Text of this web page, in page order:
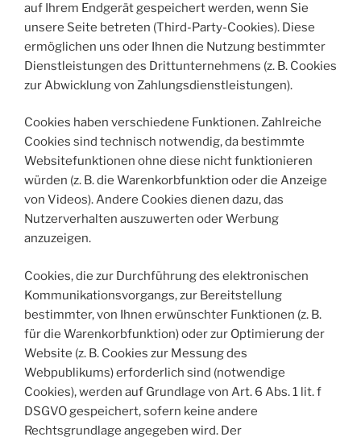
auf Ihrem Endgerät gespeichert werden, wenn Sie
unsere Seite betreten (Third-Party-Cookies). Diese
ermöglichen uns oder Ihnen die Nutzung bestimmter
Dienstleistungen des Drittunternehmens (z. B. Cookies
zur Abwicklung von Zahlungsdienstleistungen).
Cookies haben verschiedene Funktionen. Zahlreiche
Cookies sind technisch notwendig, da bestimmte
Websitefunktionen ohne diese nicht funktionieren
würden (z. B. die Warenkorbfunktion oder die Anzeige
von Videos). Andere Cookies dienen dazu, das
Nutzerverhalten auszuwerten oder Werbung
anzuzeigen.
Cookies, die zur Durchführung des elektronischen
Kommunikationsvorgangs, zur Bereitstellung
bestimmter, von Ihnen erwünschter Funktionen (z. B.
für die Warenkorbfunktion) oder zur Optimierung der
Website (z. B. Cookies zur Messung des
Webpublikums) erforderlich sind (notwendige
Cookies), werden auf Grundlage von Art. 6 Abs. 1 lit. f
DSGVO gespeichert, sofern keine andere
Rechtsgrundlage angegeben wird. Der